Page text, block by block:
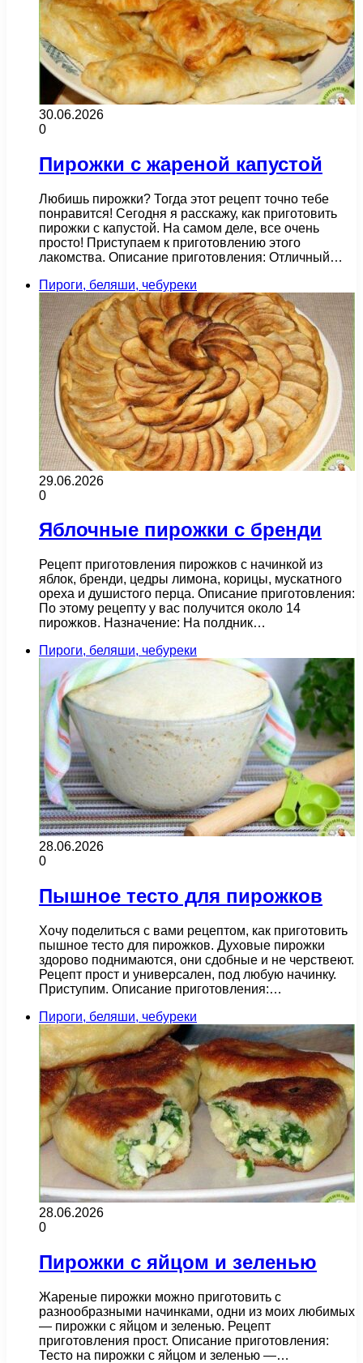
30.06.2026
0
Пирожки с жареной капустой
Любишь пирожки? Тогда этот рецепт точно тебе
понравится! Сегодня я расскажу, как приготовить
пирожки с капустой. На самом деле, все очень
просто! Приступаем к приготовлению этого
лакомства. Описание приготовления: Отличный…
Пироги, беляши, чебуреки
29.06.2026
0
Яблочные пирожки с бренди
Рецепт приготовления пирожков с начинкой из
яблок, бренди, цедры лимона, корицы, мускатного
ореха и душистого перца. Описание приготовления:
По этому рецепту у вас получится около 14
пирожков. Назначение: На полдник…
Пироги, беляши, чебуреки
28.06.2026
0
Пышное тесто для пирожков
Хочу поделиться с вами рецептом, как приготовить
пышное тесто для пирожков. Духовые пирожки
здорово поднимаются, они сдобные и не черствеют.
Рецепт прост и универсален, под любую начинку.
Приступим. Описание приготовления:…
Пироги, беляши, чебуреки
28.06.2026
0
Пирожки с яйцом и зеленью
Жареные пирожки можно приготовить с
разнообразными начинками, одни из моих любимых
— пирожки с яйцом и зеленью. Рецепт
приготовления прост. Описание приготовления:
Тесто на пирожки с яйцом и зеленью —…